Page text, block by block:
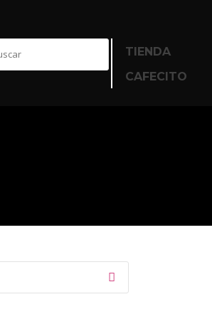
TIENDA
CAFECITO